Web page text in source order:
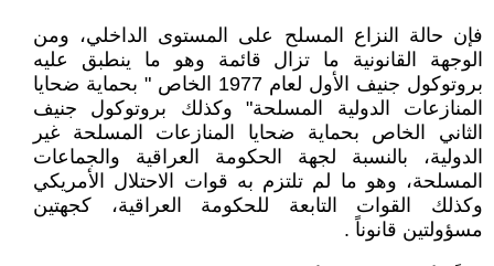
فإن حالة النزاع المسلح على المستوى الداخلي، ومن
الوجهة القانونية ما تزال قائمة وهو ما ينطبق عليه
بروتوكول جنيف الأول لعام 1977 الخاص " بحماية ضحايا
المنازعات الدولية المسلحة" وكذلك بروتوكول جنيف
الثاني الخاص بحماية ضحايا المنازعات المسلحة غير
الدولية، بالنسبة لجهة الحكومة العراقية والجماعات
المسلحة، وهو ما لم تلتزم به قوات الاحتلال الأمريكي
وكذلك القوات التابعة للحكومة العراقية، كجهتين
مسؤولتين قانوناً .